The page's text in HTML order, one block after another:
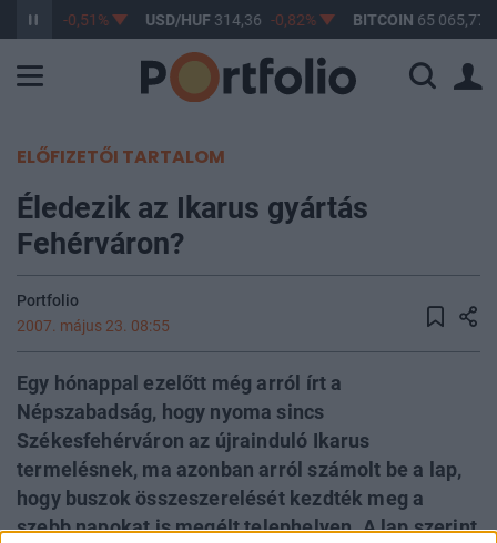
363,55 -0,51% USD/HUF314,36 -0,82% BITCOIN 65 065,77
ELŐFIZETŐI TARTALOM
Éledezik az Ikarus gyártás
Fehérváron?
Portfolio
2007. május 23. 08:55
Egy hónappal ezelőtt még arról írt a
Népszabadság, hogy nyoma sincs
Székesfehérváron az újrainduló Ikarus
termelésnek, ma azonban arról számolt be a lap,
hogy buszok összeszerelését kezdték meg a
szebb napokat is megélt telephelyen. A lap szerint